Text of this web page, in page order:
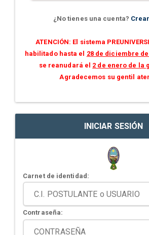
¿No tienes una cuenta?
ATENCIÓN: El sistema
habilitado hasta el 28 de diciembre de
se reanudará el 2 de enero de la
Agradecemos su gentil
INICIAR SESIÓN
Carnet de identidad:
Contraseña: